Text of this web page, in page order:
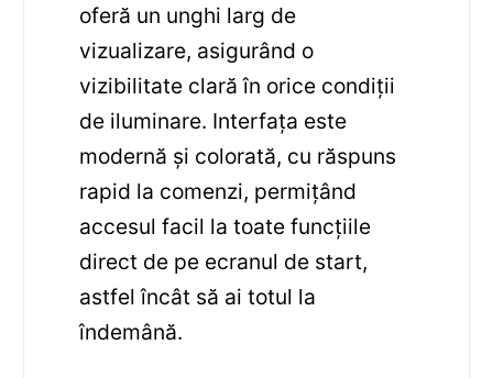
oferă un unghi larg de
vizualizare, asigurând o
vizibilitate clară în orice condiții
de iluminare. Interfața este
modernă și colorată, cu răspuns
rapid la comenzi, permițând
accesul facil la toate funcțiile
direct de pe ecranul de start,
astfel încât să ai totul la
îndemână.